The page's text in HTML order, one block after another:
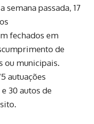
semana passada, 17
fechados em
de
ou municipais.
autuações
30 autos de